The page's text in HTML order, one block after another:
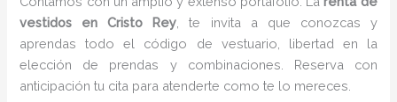
vestidos en Cristo Rey, te invita a que conozcas y
aprendas todo el código de vestuario, libertad en la
elección de prendas y combinaciones. Reserva con
anticipación tu cita para atenderte como te lo mereces.